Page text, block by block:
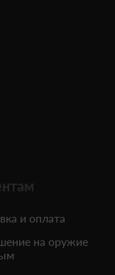
и оплата
на оружие